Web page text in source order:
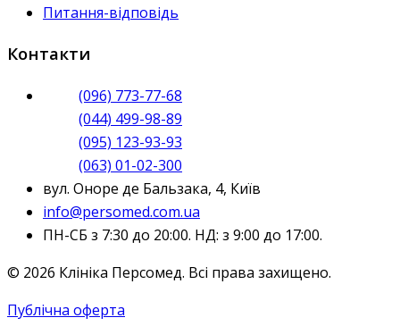
Питання-відповідь
Контакти
(096) 773-77-68
(044) 499-98-89
(095) 123-93-93
(063) 01-02-300
вул. Оноре де Бальзака, 4, Київ
info@persomed.com.ua
ПН-СБ з 7:30 до 20:00. НД: з 9:00 до 17:00.
© 2026 Клініка Персомед. Всі права захищено.
Публічна оферта